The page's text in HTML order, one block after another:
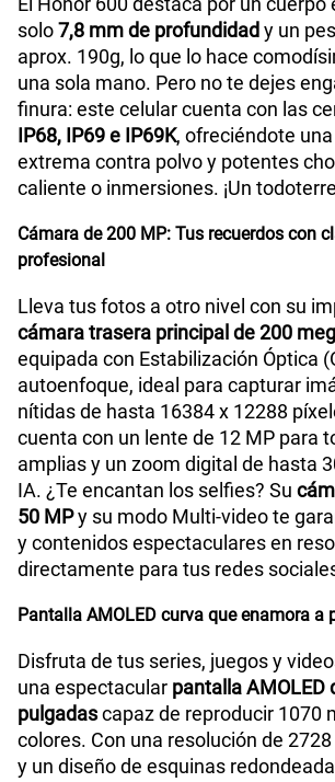
solo7,8 mm de profundidady un
aprox. 190g, lo que lo hace
una sola mano. Pero no te dejes
finura: este celular cuenta con las
IP68, IP69 e IP69K, ofreciéndote
extrema contra polvo y potentes
caliente o inmersiones. ¡Un
Cámara de 200 MP: Tus recuerdos con
profesional
Lleva tus fotos a otro nivel con su
cámara trasera principal de 200
equipada con Estabilización Óptica
autoenfoque, ideal para capturar
nítidas de hasta 16384 x 12288
cuenta con un lente de 12 MP para
amplias y un zoom digital de hasta
IA. ¿Te encantan los selfies? Su
50 MPy su modo Multi-video te
y contenidos espectaculares en
directamente para tus redes
Pantalla AMOLED curva que enamora a
Disfruta de tus series, juegos y
una espectacular pantalla AMOLED
pulgadascapaz de reproducir 1070
colores. Con una resolución de
y un diseño de esquinas